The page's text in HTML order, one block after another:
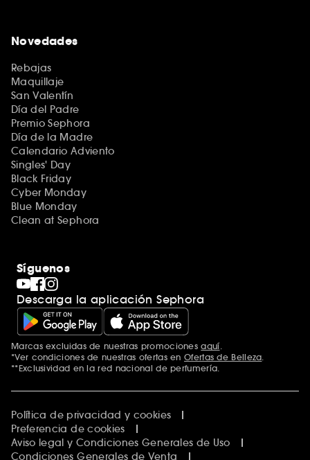
Novedades
Rebajas
Maquillaje
San Valentín
Día del Padre
Premio Sephora
Día de la Madre
Calendario Adviento
Singles' Day
Black Friday
Cyber Monday
Blue Monday
Clean at Sephora
Síguenos
Descarga la aplicación Sephora
Marcas excluidas de nuestras promocionesaquí
*Ver condiciones de nuestras ofertas en Ofertas de Belleza
**Exclusividad en la red nacional de perfumería.
Política de privacidad y cookies
Preferencia de cookies
Aviso legal y Condiciones Generales de Uso
Condiciones Generales de Venta